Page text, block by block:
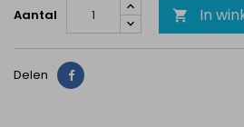
Aantal  In
Delen Delen